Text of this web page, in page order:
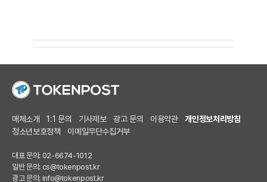
매체소개 1:1 문의 기사제보 광고 문의 이용약관
개인정보처리방침
청소년보호정책
이메일무단수집거부
대표 문의: 02-6674-1012
일반 문의: cs@tokenpost.kr
광고 문의: info@tokenpost.kr